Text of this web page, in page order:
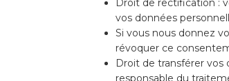
Droit de rectification :
vos données
Si vous nous donnez
révoquer ce
Droit de transférer vos
responsable du